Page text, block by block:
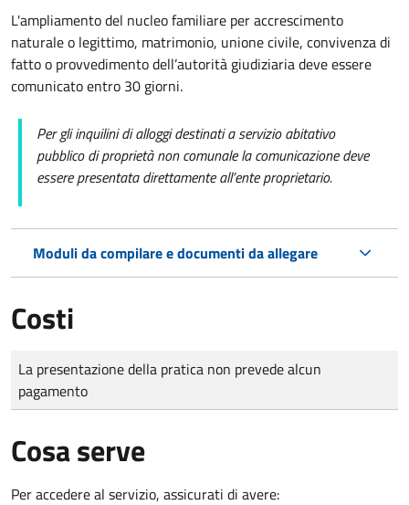
L'ampliamento del nucleo familiare per accrescimento
naturale o legittimo, matrimonio, unione civile, convivenza di
fatto o provvedimento dell’autorità giudiziaria deve essere
comunicato entro 30 giorni.
Per gli inquilini di alloggi destinati a servizio abitativo
pubblico di proprietà non comunale la comunicazione deve
essere presentata direttamente all’ente proprietario.
Moduli da compilare e documenti da allegare
Costi
Tipo di pagamento
Importo
La presentazione della pratica non prevede alcun
pagamento
Cosa serve
Per accedere al servizio, assicurati di avere: